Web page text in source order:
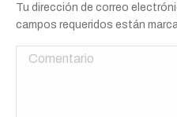
Tu dirección de correo
campos requeridos están
Comentario